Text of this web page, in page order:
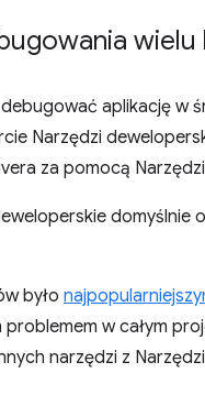
aplikację w
Narzędzi
za pomocą
domyślnie
było
problemem w całym
narzędzi z